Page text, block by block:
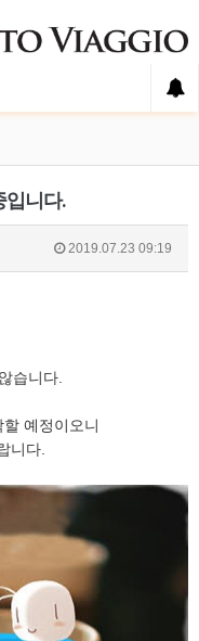
입니다.
2019.07.23 09:19
습니다.
예정이오니
니다.